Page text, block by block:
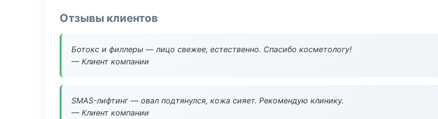
Отзывы клиентов
Ботокс и филлеры — лицо свежее, естественно. Спасибо косметологу!
— Клиент компании
SMAS-лифтинг — овал подтянулся, кожа сияет. Рекомендую клинику.
— Клиент компании